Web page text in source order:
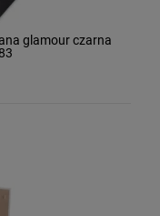
glamour czarna